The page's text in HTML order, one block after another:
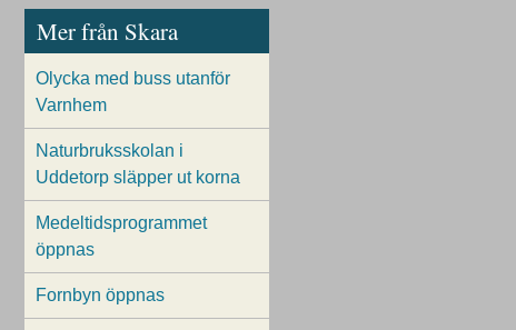
Mer från Skara
Olycka med buss utanför
Varnhem
Naturbruksskolan i
Uddetorp släpper ut korna
Medeltidsprogrammet
öppnas
Fornbyn öppnas